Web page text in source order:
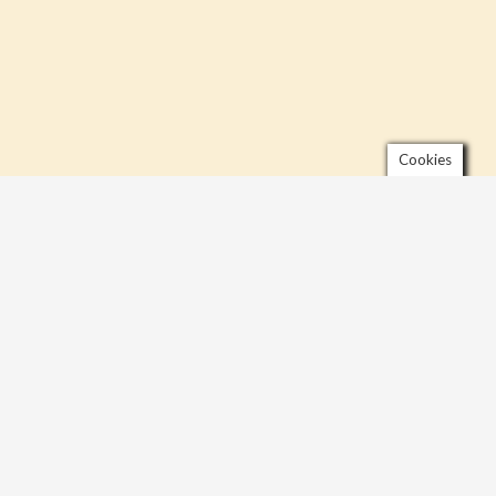
Cookies